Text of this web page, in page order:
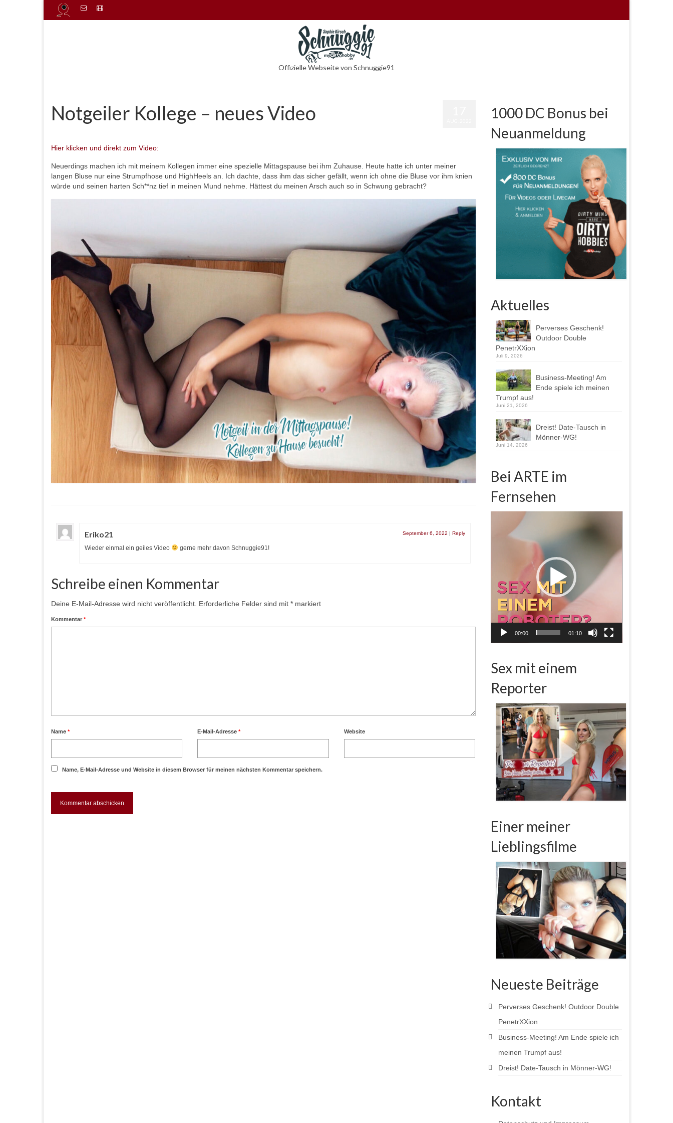
Offizielle Webseite von Schnuggie91
Notgeiler Kollege – neues Video
Hier klicken und direkt zum Video:
Neuerdings machen ich mit meinem Kollegen immer eine spezielle Mittagspause bei ihm Zuhause. Heute hatte ich unter meiner
langen Bluse nur eine Strumpfhose und HighHeels an. Ich dachte, dass ihm das sicher gefällt, wenn ich ohne die Bluse vor ihm knien
würde und seinen harten Sch**nz tief in meinen Mund nehme. Hättest du meinen Arsch auch so in Schwung gebracht?
Eriko21 September 6, 2022 | Reply
Wieder einmal ein geiles Video gerne mehr davon Schnuggie91!
Schreibe einen Kommentar
Deine E-Mail-Adresse wird nicht veröffentlicht. Erforderliche Felder sind mit * markiert
Kommentar *
Name * E-Mail-Adresse* Website
Name, E-Mail-Adresse und Website in diesem Browser für meinen nächsten Kommentar speichern.
1000 DC Bonus bei
Neuanmeldung
Aktuelles
Perverses Geschenk!
Outdoor Double
PenetrXXion
Juli 9, 2026
Business-Meeting! Am
Ende spiele ich meinen
Trumpf aus!
Juni 21, 2026
Dreist! Date-Tausch in
Mönner-WG!
Juni 14, 2026
Bei ARTE im
Fernsehen
00:00 01:10
Sex mit einem
Reporter
Einer meiner
Lieblingsfilme
Neueste Beiträge
Perverses Geschenk! Outdoor Double
PenetrXXion
Business-Meeting! Am Ende spiele ich
meinen Trumpf aus!
Dreist! Date-Tausch in Mönner-WG!
Kontakt